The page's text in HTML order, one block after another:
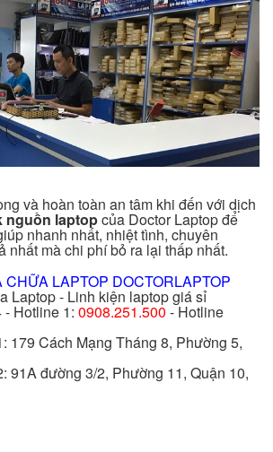
và hoàn toàn an tâm khi đến với dịch
nguồn laptopcủa Doctor Laptopđể
nhanh nhất, nhiệt tình, chuyên
nhất mà chi phí bỏ ra lại thấp nhất.
CHỮA LAPTOP DOCTORLAPTOP
Laptop - Linh kiện laptop giá sỉ
- Hotline 1: 0908.251.500 - Hotline
179 Cách Mạng Tháng 8, Phường 5,
91A đường 3/2, Phường 11, Quận 10,